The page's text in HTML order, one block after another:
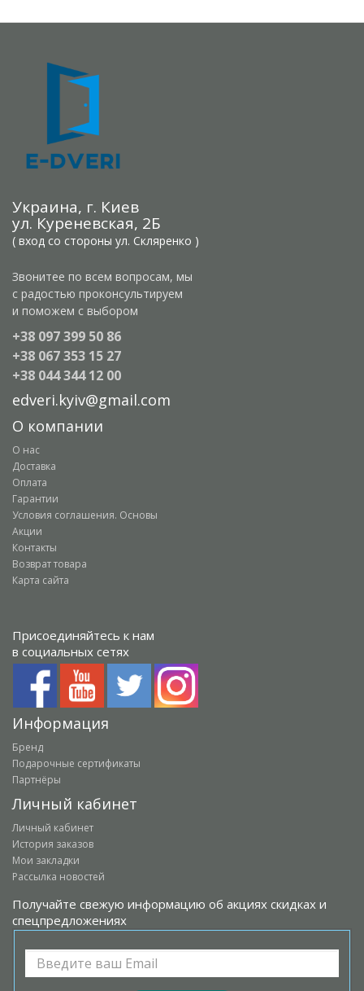
Украина, г. Киев
ул. Куреневская, 2Б
( вход со стороны ул. Скляренко )
Звонитее по всем вопросам, мы
с радостью проконсультируем
и поможем с выбором
+38 097 399 50 86
+38 067 353 15 27
+38 044 344 12 00
edveri.kyiv@gmail.com
О компании
О нас
Доставка
Оплата
Гарантии
Условия соглашения. Основы
Акции
Контакты
Возврат товара
Карта сайта
Присоединяйтесь к нам
в социальных сетях
Информация
Бренд
Подарочные сертификаты
Партнёры
Личный кабинет
Личный кабинет
История заказов
Мои закладки
Рассылка новостей
Получайте свежую информацию об акциях скидках и
спецпредложениях